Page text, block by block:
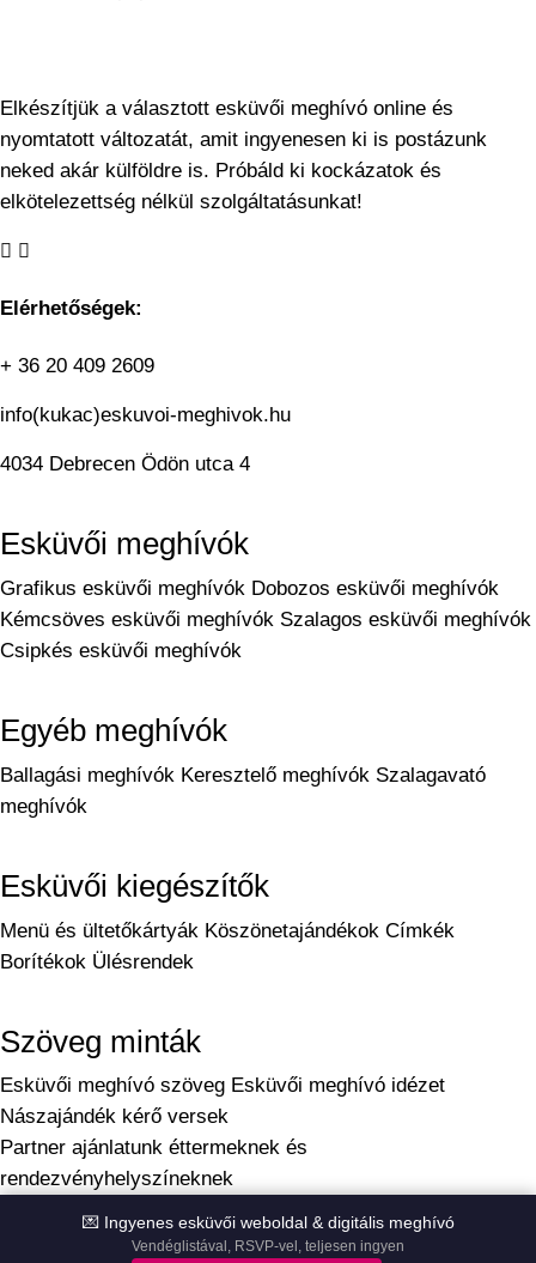
Elkészítjük a választott esküvői meghívó online és
nyomtatott változatát, amit ingyenesen ki is postázunk
neked akár külföldre is. Próbáld ki kockázatok és
elkötelezettség nélkül szolgáltatásunkat!
Elérhetőségek:
+ 36 20 409 2609
info(kukac)eskuvoi-meghivok.hu
4034 Debrecen Ödön utca 4
Esküvői meghívók
Grafikus esküvői meghívók Dobozos esküvői meghívók
Kémcsöves esküvői meghívók Szalagos esküvői meghívók
Csipkés esküvői meghívók
Egyéb meghívók
Ballagási meghívók Keresztelő meghívók Szalagavató
meghívók
Esküvői kiegészítők
Menü és ültetőkártyák Köszönetajándékok Címkék
Borítékok Ülésrendek
Szöveg minták
Esküvői meghívó szöveg Esküvői meghívó idézet
Nászajándék kérő versek
Partner ajánlatunk éttermeknek és
rendezvényhelyszíneknek
© 2025 Kreatívcsiga kft. Minden jog fenntartva
💌 Ingyenes esküvői weboldal & digitális meghívó
Vendéglistával, RSVP-vel, teljesen ingyen